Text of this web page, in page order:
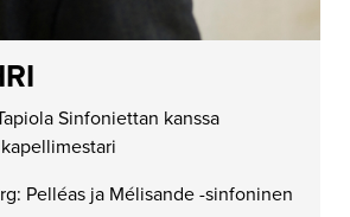
Sinfoniettan kanssa
Pelléas ja Mélisande -sinfoninen